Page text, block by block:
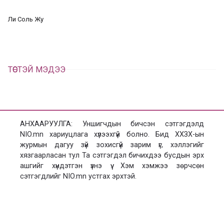
Ли Соль Жу
ТӨСТЭЙ МЭДЭЭ
АНХААРУУЛГА: Уншигчдын бичсэн сэтгэгдэлд
NIO.mn хариуцлага хүлээхгүй болно. Бид ХХЗХ-ын
журмын дагуу зүй зохисгүй зарим үг, хэллэгийг
хязгаарласан тул Та сэтгэгдэл бичихдээ бусдын эрх
ашгийг хүндэтгэн үзнэ үү. Хэм хэмжээ зөрчсөн
сэтгэгдлийг NIO.mn устгах эрхтэй.